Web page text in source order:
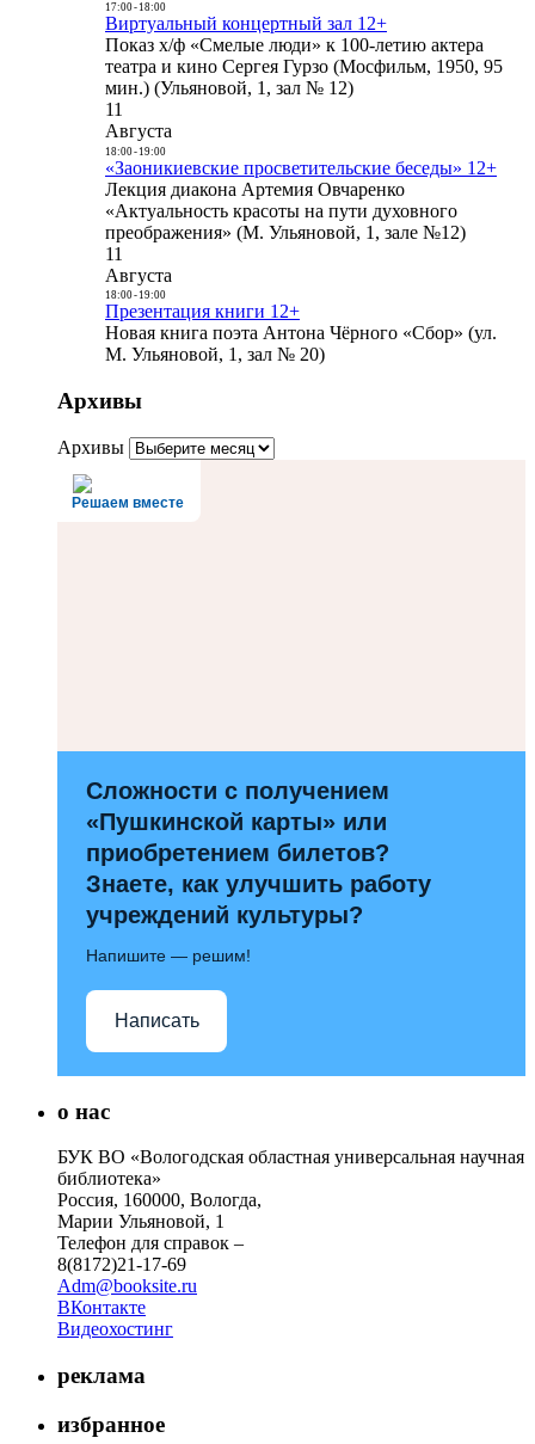
17:00- 18:00
Виртуальный концертный зал 12+
Показ х/ф «Смелые люди» к 100-летию актера
театра и кино Сергея Гурзо (Мосфильм, 1950, 95
мин.) (Ульяновой, 1, зал № 12)
11
Августа
18:00- 19:00
«Заоникиевские просветительские беседы» 12+
Лекция диакона Артемия Овчаренко
«Актуальность красоты на пути духовного
преображения» (М. Ульяновой, 1, зале №12)
11
Августа
18:00- 19:00
Презентация книги 12+
Новая книга поэта Антона Чёрного «Сбор» (ул.
М. Ульяновой, 1, зал № 20)
Архивы
Архивы
Решаем вместе
Сложности с получением
«Пушкинской карты» или
приобретением билетов?
Знаете, как улучшить работу
учреждений культуры?
Напишите — решим!
Написать
о нас
БУК ВО «Вологодская областная универсальная научная
библиотека»
Россия, 160000, Вологда,
Марии Ульяновой, 1
Телефон для справок –
8(8172)21-17-69
Adm@booksite.ru
ВКонтакте
Видеохостинг
реклама
избранное